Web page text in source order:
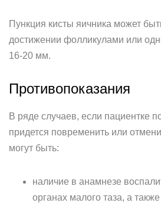
Пункция кисты яичника может
достижении фолликулами или
16-20 мм.
Противопоказания
В ряде случаев, если пациентке
придется повременить или
могут быть:
наличие в анамнезе
органах малого таза, а